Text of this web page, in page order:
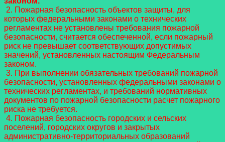
2. Пожарная безопасность объектов защиты, для
которых федеральными законами о технических
регламентах не установлены требования пожарной
безопасности, считается обеспеченной, если пожарный
риск не превышает соответствующих допустимых
значений, установленных настоящим Федеральным
законом.
3. При выполнении обязательных требований пожарной
безопасности, установленных федеральными законами о
технических регламентах, и требований нормативных
документов по пожарной безопасности расчет пожарного
риска не требуется.
4. Пожарная безопасность городских и сельских
поселений, городских округов и закрытых
административно-территориальных образований